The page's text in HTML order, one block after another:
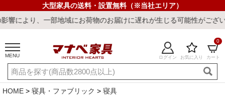
大型家具の送料・設置無料（※当社エリア）
より、一部地域にお荷物のお届けに遅れが生じる可能性がございま
MENU ログイン お気に入り カート
0
ご利用ガイド 新規会員登録
店舗一覧 閲覧履歴
HOME 寝具・ファブリック 寝具